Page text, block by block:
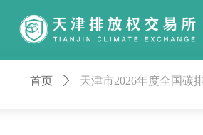
首页 ꄲ 天津市2026年度全国碳